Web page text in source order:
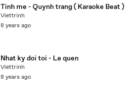
Tinh me - Quynh trang ( Karaoke Beat )
Viettrinh
8 years ago
Nhat ky doi toi - Le quen
Viettrinh
8 years ago